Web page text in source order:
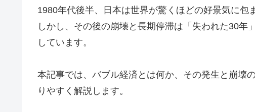
1980年代後半、日本は世界が驚くほどの好景気に包
しかし、その後の崩壊と長期停滞は「失われた30
しています。
本記事では、バブル経済とは何か、その発生と崩壊
りやすく解説します。